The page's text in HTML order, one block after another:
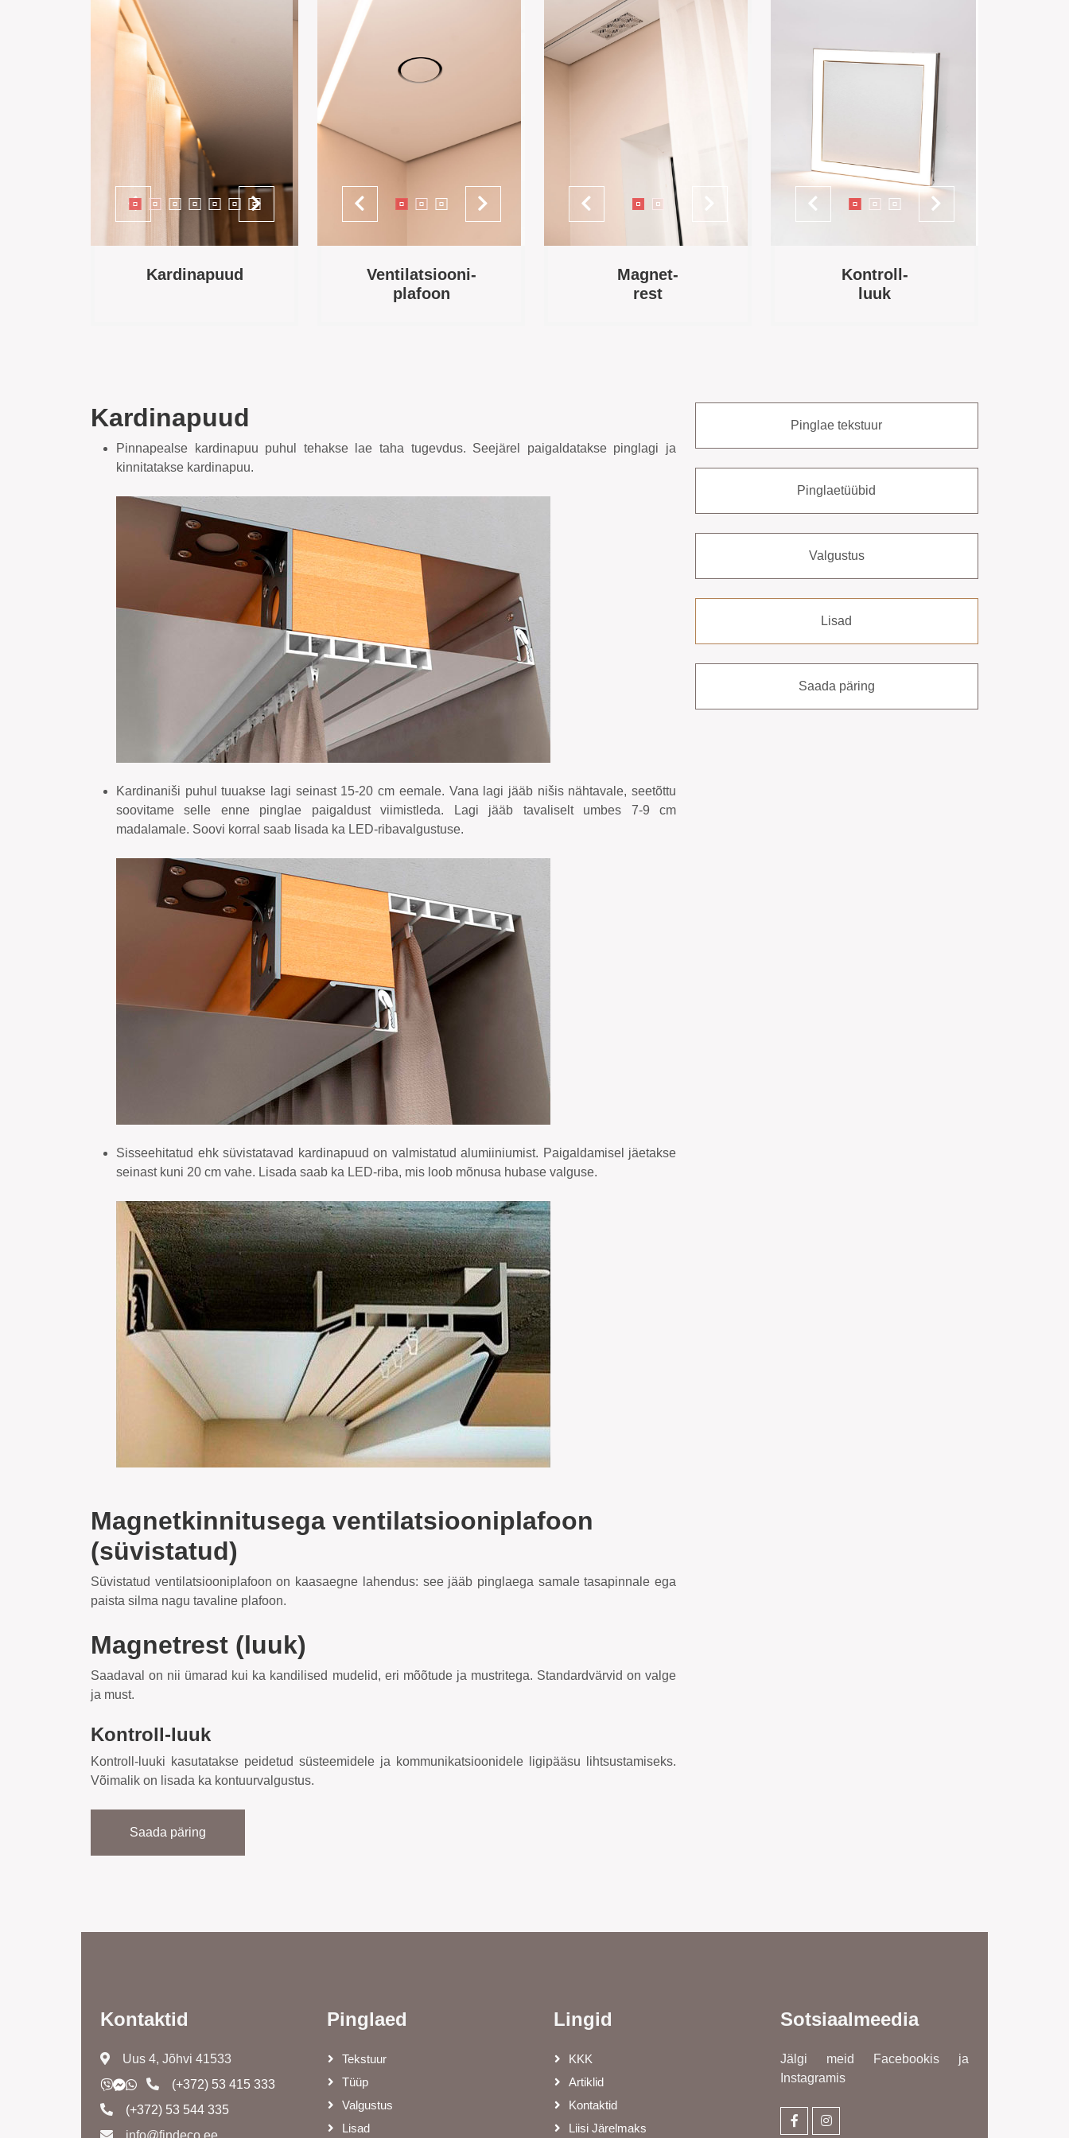
Kardinapuud
Ventilatsiooni-
plafoon
Magnet-
rest
Kontroll-
luuk
Kardinapuud
Pinnapealse kardinapuu puhul tehakse lae taha tugevdus. Seejärel paigaldatakse pinglagi ja
kinnitatakse kardinapuu.
Kardinaniši puhul tuuakse lagi seinast 15-20 cm eemale. Vana lagi jääb nišis nähtavale, seetõttu
soovitame selle enne pinglae paigaldust viimistleda. Lagi jääb tavaliselt umbes 7-9 cm
madalamale. Soovi korral saab lisada ka LED-ribavalgustuse.
Sisseehitatud ehk süvistatavad kardinapuud on valmistatud alumiiniumist. Paigaldamisel jäetakse
seinast kuni 20 cm vahe. Lisada saab ka LED-riba, mis loob mõnusa hubase valguse.
Magnetkinnitusega ventilatsiooniplafoon
(süvistatud)
Süvistatud ventilatsiooniplafoon on kaasaegne lahendus: see jääb pinglaega samale tasapinnale ega
paista silma nagu tavaline plafoon.
Magnetrest (luuk)
Saadaval on nii ümarad kui ka kandilised mudelid, eri mõõtude ja mustritega. Standardvärvid on valge
ja must.
Kontroll-luuk
Kontroll-luuki kasutatakse peidetud süsteemidele ja kommunikatsioonidele ligipääsu lihtsustamiseks.
Võimalik on lisada ka kontuurvalgustus.
Saada päring
Pinglae tekstuur
Pinglaetüübid
Valgustus
Lisad
Saada päring
Kontaktid
Uus 4, Jõhvi 41533
(+372) 53 415 333
(+372) 53 544 335
info@findeco.ee
Pinglaed
Tekstuur
Tüüp
Valgustus
Lisad
Lingid
KKK
Artiklid
Kontaktid
Liisi Järelmaks
Sotsiaalmeedia
Jälgi meid Facebookis ja
Instagramis